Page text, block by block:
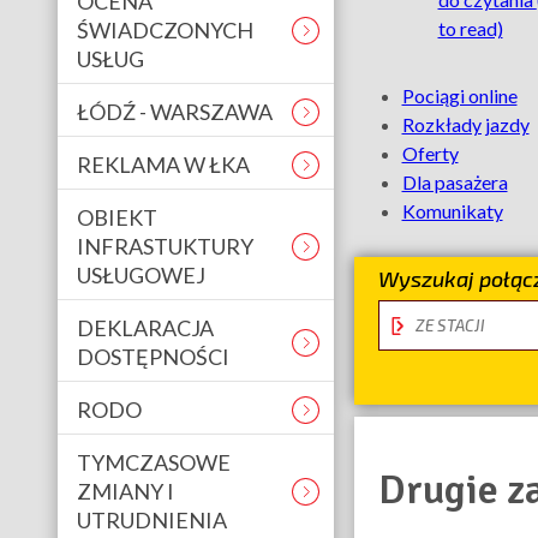
ŚWIADCZONYCH
USŁUG
ŁÓDŹ - WARSZAWA
REKLAMA W ŁKA
OBIEKT
INFRASTUKTURY
USŁUGOWEJ
DEKLARACJA
DOSTĘPNOŚCI
RODO
TYMCZASOWE
ZMIANY I
UTRUDNIENIA
to read)
skróty
Pociągi online
Rozkłady jazdy
Oferty
Dla pasażera
Komunikaty
Wyszukaj
stacja
odjazdu
Drugie